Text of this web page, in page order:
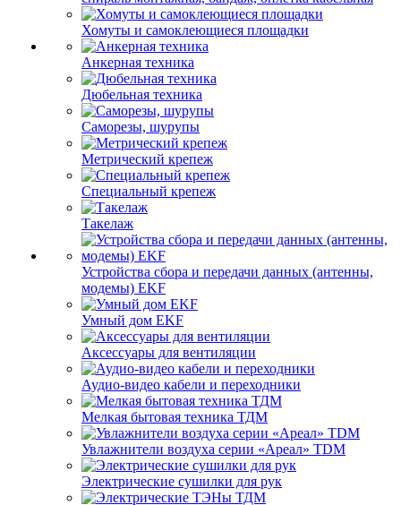
Хомуты и самоклеющиеся площадки
Анкерная техника
Дюбельная техника
Саморезы, шурупы
Метрический крепеж
Специальный крепеж
Такелаж
Устройства сбора и передачи данных (антенны,
модемы) EKF
Умный дом EKF
Аксессуары для вентиляции
Аудио-видео кабели и переходники
Мелкая бытовая техника ТДМ
Увлажнители воздуха серии «Ареал» TDM
Электрические сушилки для рук